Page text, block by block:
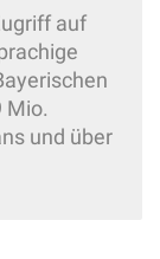
auf
Mio.
und über